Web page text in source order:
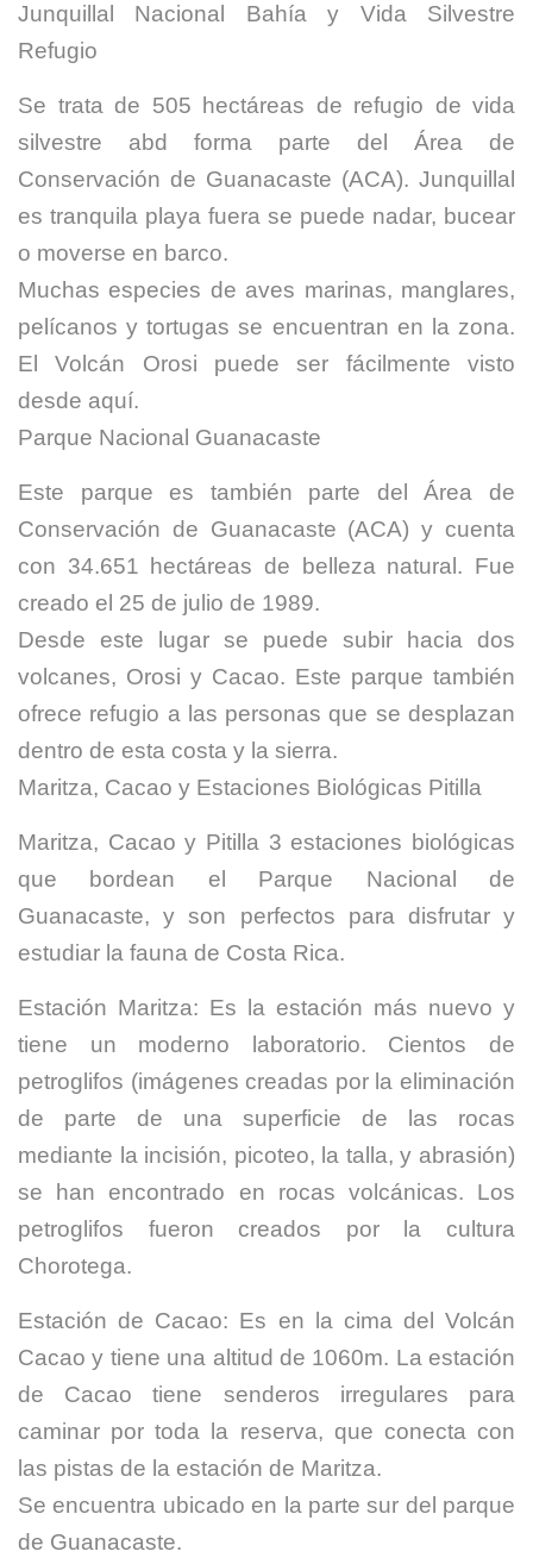
Junquillal Nacional Bahía y Vida Silvestre
Refugio
Se trata de 505 hectáreas de refugio de vida
silvestre abd forma parte del Área de
Conservación de Guanacaste (ACA). Junquillal
es tranquila playa fuera se puede nadar, bucear
o moverse en barco.
Muchas especies de aves marinas, manglares,
pelícanos y tortugas se encuentran en la zona.
El Volcán Orosi puede ser fácilmente visto
desde aquí.
Parque Nacional Guanacaste
Este parque es también parte del Área de
Conservación de Guanacaste (ACA) y cuenta
con 34.651 hectáreas de belleza natural. Fue
creado el 25 de julio de 1989.
Desde este lugar se puede subir hacia dos
volcanes, Orosi y Cacao. Este parque también
ofrece refugio a las personas que se desplazan
dentro de esta costa y la sierra.
Maritza, Cacao y Estaciones Biológicas Pitilla
Maritza, Cacao y Pitilla 3 estaciones biológicas
que bordean el Parque Nacional de
Guanacaste, y son perfectos para disfrutar y
estudiar la fauna de Costa Rica.
Estación Maritza: Es la estación más nuevo y
tiene un moderno laboratorio. Cientos de
petroglifos (imágenes creadas por la eliminación
de parte de una superficie de las rocas
mediante la incisión, picoteo, la talla, y abrasión)
se han encontrado en rocas volcánicas. Los
petroglifos fueron creados por la cultura
Chorotega.
Estación de Cacao: Es en la cima del Volcán
Cacao y tiene una altitud de 1060m. La estación
de Cacao tiene senderos irregulares para
caminar por toda la reserva, que conecta con
las pistas de la estación de Maritza.
Se encuentra ubicado en la parte sur del parque
de Guanacaste.